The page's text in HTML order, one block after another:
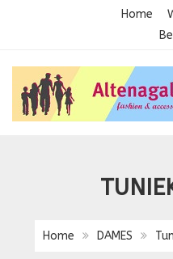
Home
Home DAMES